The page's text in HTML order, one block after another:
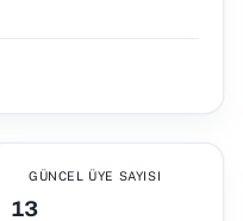
GÜNCEL ÜYE SAYISI
13